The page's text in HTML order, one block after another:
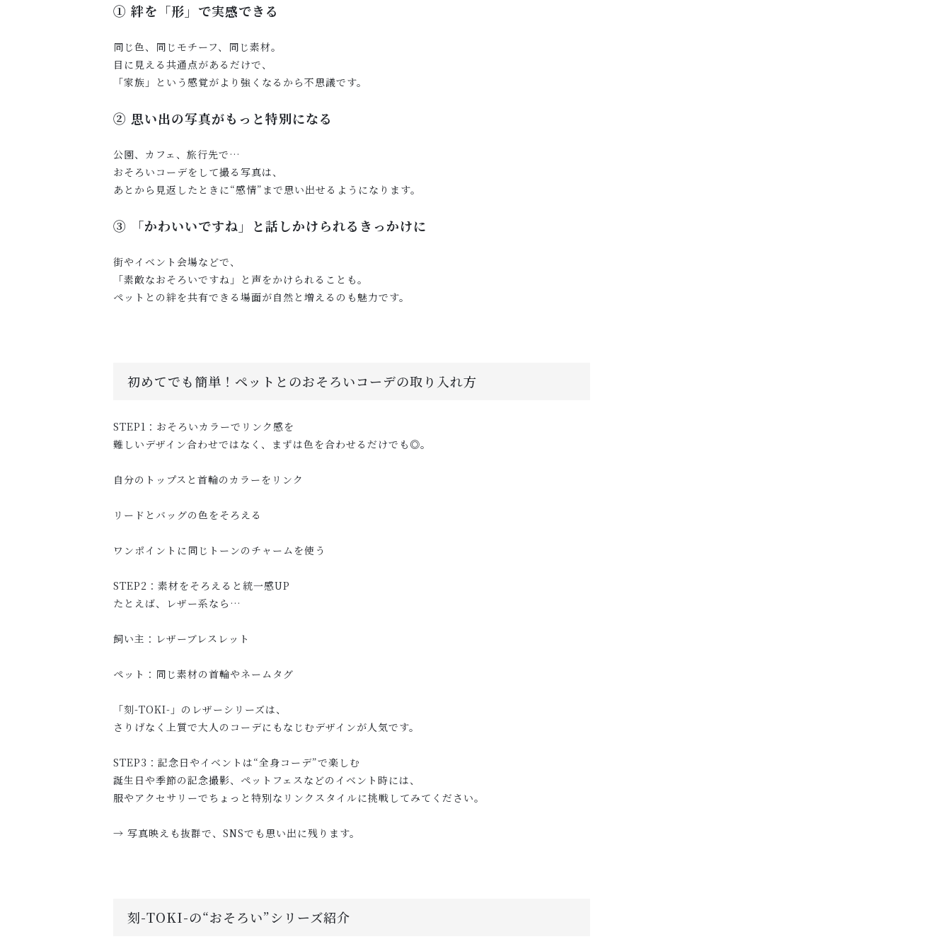
① 絆を「形」で実感できる
同じ色、同じモチーフ、同じ素材。
目に見える共通点があるだけで、
「家族」という感覚がより強くなるから不思議です。
② 思い出の写真がもっと特別になる
公園、カフェ、旅行先で…
おそろいコーデをして撮る写真は、
あとから見返したときに“感情”まで思い出せるようになります。
③ 「かわいいですね」と話しかけられるきっかけに
街やイベント会場などで、
「素敵なおそろいですね」と声をかけられることも。
ペットとの絆を共有できる場面が自然と増えるのも魅力です。
初めてでも簡単！ペットとのおそろいコーデの取り入れ方
STEP1：おそろいカラーでリンク感を
難しいデザイン合わせではなく、まずは色を合わせるだけでも◎。
自分のトップスと首輪のカラーをリンク
リードとバッグの色をそろえる
ワンポイントに同じトーンのチャームを使う
STEP2：素材をそろえると統一感UP
たとえば、レザー系なら…
飼い主：レザーブレスレット
ペット：同じ素材の首輪やネームタグ
「刻-TOKI-」のレザーシリーズは、
さりげなく上質で大人のコーデにもなじむデザインが人気です。
STEP3：記念日やイベントは“全身コーデ”で楽しむ
誕生日や季節の記念撮影、ペットフェスなどのイベント時には、
服やアクセサリーでちょっと特別なリンクスタイルに挑戦してみてください。
→ 写真映えも抜群で、SNSでも思い出に残ります。
刻-TOKI-の“おそろい”シリーズ紹介